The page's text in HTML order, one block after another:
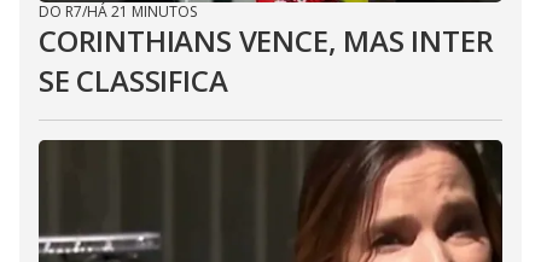
DO R7/HÁ 21 MINUTOS
CORINTHIANS VENCE, MAS INTER
SE CLASSIFICA